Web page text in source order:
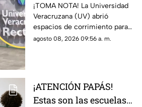
aspirantes de nuevo
ingreso en Veracruz;
esto debe hacer
¡TOMA NOTA! La Universidad
Veracruzana (UV) abrió
espacios de corrimiento para
los aspirantes de nuevo
agosto 08, 2026 09:56 a. m.
¡ATENCIÓN PAPÁS!
Estas son las escuelas